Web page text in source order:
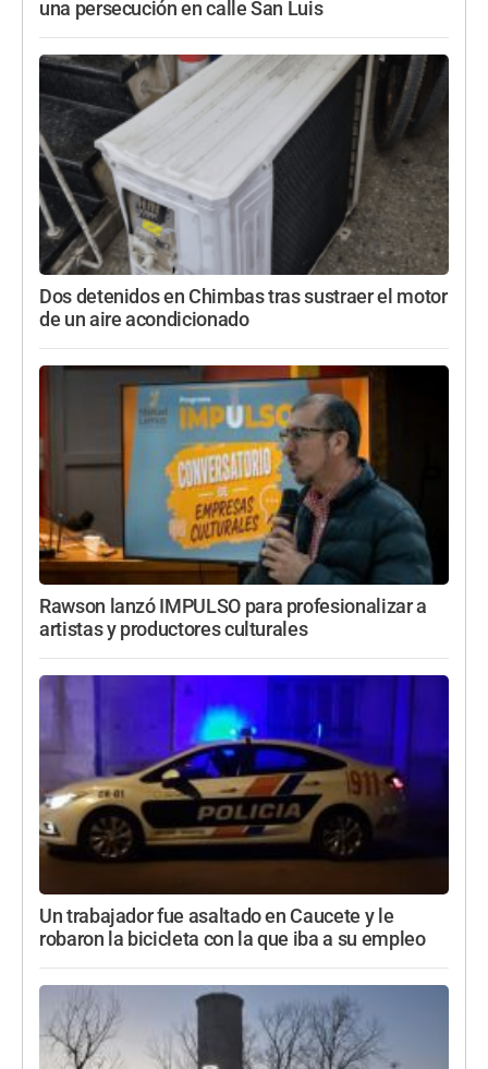
una persecución en calle San Luis
Dos detenidos en Chimbas tras sustraer el motor
de un aire acondicionado
Rawson lanzó IMPULSO para profesionalizar a
artistas y productores culturales
Un trabajador fue asaltado en Caucete y le
robaron la bicicleta con la que iba a su empleo